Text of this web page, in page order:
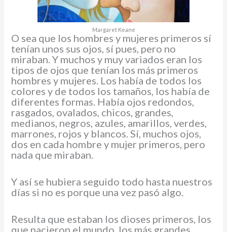
Margaret Keane
O sea que los hombres y mujeres primeros sí
tenían unos sus ojos, sí pues, pero no
miraban. Y muchos y muy variados eran los
tipos de ojos que tenían los más primeros
hombres y mujeres. Los había de todos los
colores y de todos los tamaños, los había de
diferentes formas. Había ojos redondos,
rasgados, ovalados, chicos, grandes,
medianos, negros, azules, amarillos, verdes,
marrones, rojos y blancos. Sí, muchos ojos,
dos en cada hombre y mujer primeros, pero
nada que miraban.
Y así se hubiera seguido todo hasta nuestros
días si no es porque una vez pasó algo.
Resulta que estaban los dioses primeros, los
que nacieron el mundo, los más grandes,